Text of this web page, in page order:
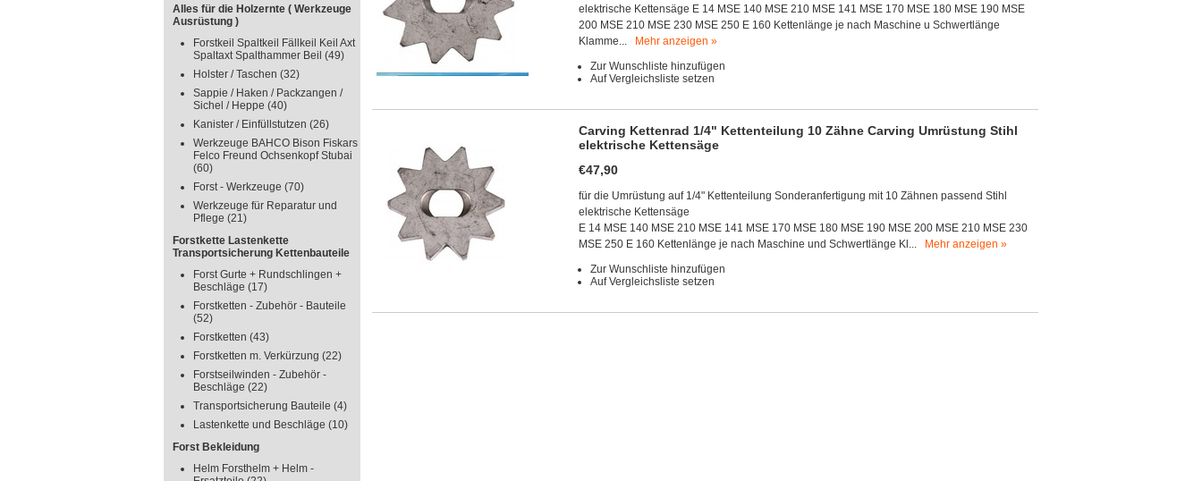
Alles für die Holzernte ( Werkzeuge
Ausrüstung )
Forstkeil Spaltkeil Fällkeil Keil Axt
Spaltaxt Spalthammer Beil (49)
Holster / Taschen (32)
Sappie / Haken / Packzangen /
Sichel / Heppe (40)
Kanister / Einfüllstutzen (26)
Werkzeuge BAHCO Bison Fiskars
Felco Freund Ochsenkopf Stubai
(60)
Forst - Werkzeuge (70)
Werkzeuge für Reparatur und
Pflege (21)
Forstkette Lastenkette
Transportsicherung Kettenbauteile
Forst Gurte + Rundschlingen +
Beschläge (17)
Forstketten - Zubehör - Bauteile
(52)
Forstketten (43)
Forstketten m. Verkürzung (22)
Forstseilwinden - Zubehör -
Beschläge (22)
Transportsicherung Bauteile (4)
Lastenkette und Beschläge (10)
Forst Bekleidung
Helm Forsthelm + Helm -
elektrische Kettensäge E 14 MSE 140 MSE 210 MSE 141 MSE 170 MSE 180 MSE 190 MSE
200 MSE 210 MSE 230 MSE 250 E 160 Kettenlänge je nach Maschine u Schwertlänge
Klamme...
Mehr anzeigen »
Zur Wunschliste hinzufügen
Auf Vergleichsliste setzen
Carving Kettenrad 1/4" Kettenteilung 10 Zähne Carving Umrüstung Stihl
elektrische Kettensäge
€47,90
für die Umrüstung auf 1/4" Kettenteilung Sonderanfertigung mit 10 Zähnen passend Stihl
elektrische Kettensäge
E 14 MSE 140 MSE 210 MSE 141 MSE 170 MSE 180 MSE 190 MSE 200 MSE 210 MSE 230
MSE 250 E 160 Kettenlänge je nach Maschine und Schwertlänge Kl...
Mehr anzeigen »
Zur Wunschliste hinzufügen
Auf Vergleichsliste setzen